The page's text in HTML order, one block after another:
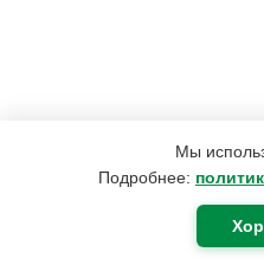
Мы
Подробнее: